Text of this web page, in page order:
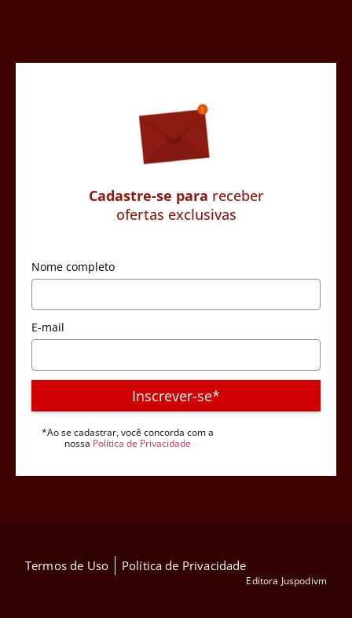
Cadastre-se para receber
ofertas exclusivas
Nome completo
E-mail
Inscrever-se*
*Ao se cadastrar, você concorda com a
nossa Política de Privacidade
Termos de Uso Política de Privacidade
Editora Juspodivm